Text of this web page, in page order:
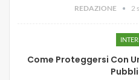
REDAZIONE 2
Come Proteggersi Con